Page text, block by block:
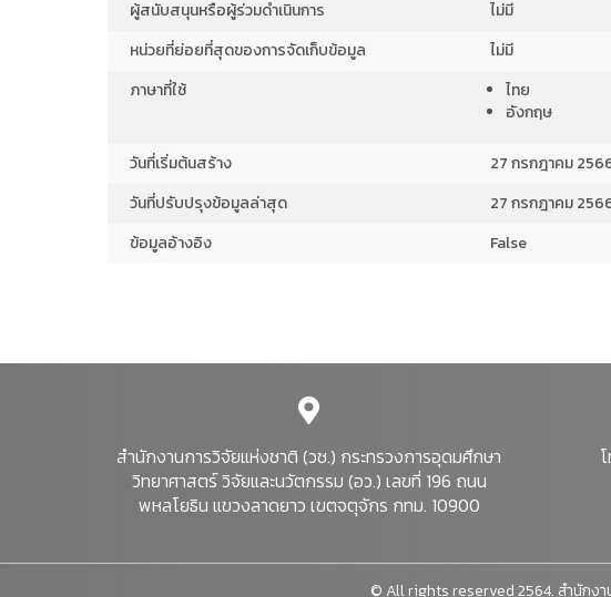
ผู้ขอรับใบอนุญาตใช้สัตว์
ข้อมูลไตรมาสที่ 3)...
ผู้ขอรับใบอนุญาตใช้สัตว์
ประจำปี 2566 (อัปเดต
ข้อมูลไตรมาสที่ 3)...
ผู้ขอรับใบอนุญาตใช้สัตว์
ผู้สนับสนุนหรือผู้ร่วมดำเนินการ
ไม่มี
หน่วยที่ย่อยที่สุดของการจัดเก็บข้อมูล
ไม่มี
ภาษาที่ใช้
ไทย
อังกฤษ
วันที่เริ่มต้นสร้าง
27 กรกฎาคม
วันที่ปรับปรุงข้อมูลล่าสุด
27 กรกฎาคม
ข้อมูลอ้างอิง
False
สำนักงานการวิจัยแห่งชาติ (วช.) กระทรวงการอุดมศึกษา
วิทยาศาสตร์ วิจัยและนวัตกรรม (อว.) เลขที่ 196 ถนน
พหลโยธิน แขวงลาดยาว เขตจตุจักร กทม. 10900
© All rights reserved 2564. สำนักงา